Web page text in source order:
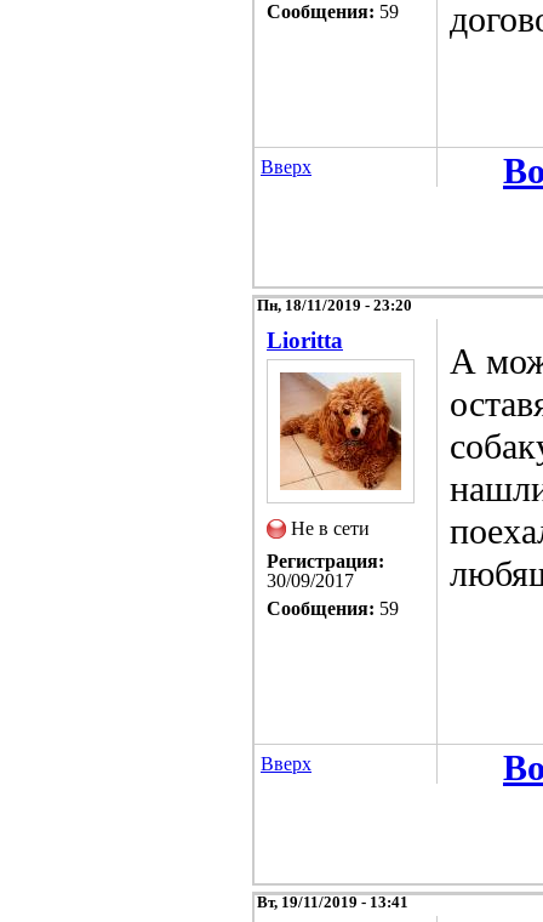
Сообщения: 59
Вверх
Пн, 18/11/2019 - 23:20
Lioritta
Не в сети
Регистрация:
30/09/2017
Сообщения: 59
А
Вверх
Вт, 19/11/2019 - 13:41